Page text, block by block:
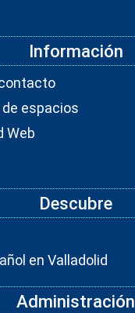
Información
espacios
Web
Descubre
en Valladolid
Administración